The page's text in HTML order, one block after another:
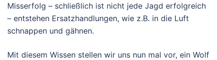
Misserfolg – schließlich ist nicht jede Jagd erfolgreich
– entstehen Ersatzhandlungen, wie z.B. in die Luft
schnappen und gähnen.
Mit diesem Wissen stellen wir uns nun mal vor, ein Wolf